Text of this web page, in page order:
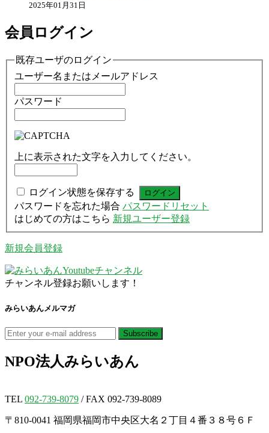
2025年01月31日
会員ログイン
既存ユーザのログイン
ユーザー名またはメールアドレス
パスワード
上に表示された文字を入力してください。
ログイン状態を保存する
パスワードを忘れた場合 パスワードリセット
はじめての方はこちら 新規ユーザー登録
新規会員登録
チャンネル登録お願いします！
みらいあんメルマガ
NPO法人みらいあん
TEL 092-739-8079 / FAX 092-739-8089
〒810-0041 福岡県福岡市中央区大名２丁目４番３８号６Ｆ